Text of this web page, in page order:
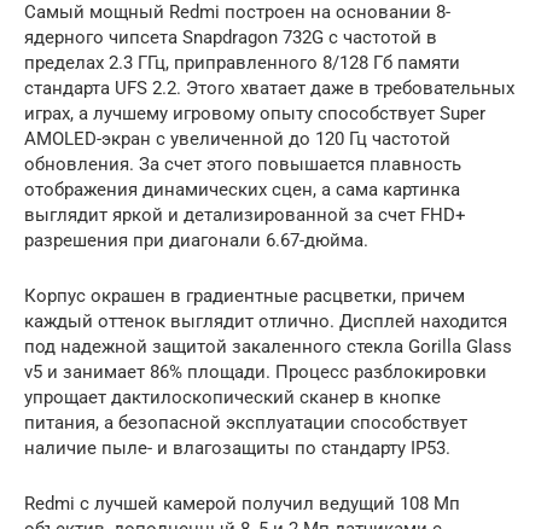
Самый мощный Redmi построен на основании 8-
ядерного чипсета Snapdragon 732G с частотой в
пределах 2.3 ГГц, приправленного 8/128 Гб памяти
стандарта UFS 2.2. Этого хватает даже в требовательных
играх, а лучшему игровому опыту способствует Super
AMOLED-экран с увеличенной до 120 Гц частотой
обновления. За счет этого повышается плавность
отображения динамических сцен, а сама картинка
выглядит яркой и детализированной за счет FHD+
разрешения при диагонали 6.67-дюйма.
Корпус окрашен в градиентные расцветки, причем
каждый оттенок выглядит отлично. Дисплей находится
под надежной защитой закаленного стекла Gorilla Glass
v5 и занимает 86% площади. Процесс разблокировки
упрощает дактилоскопический сканер в кнопке
питания, а безопасной эксплуатации способствует
наличие пыле- и влагозащиты по стандарту IP53.
Redmi с лучшей камерой получил ведущий 108 Мп